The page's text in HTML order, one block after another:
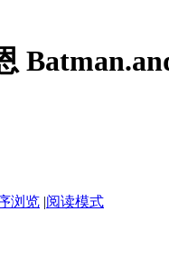
浏览 |阅读模式